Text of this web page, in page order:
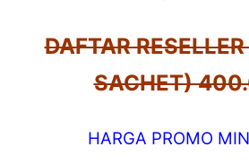
DAFTAR
SACHET)
HARGA PROMO